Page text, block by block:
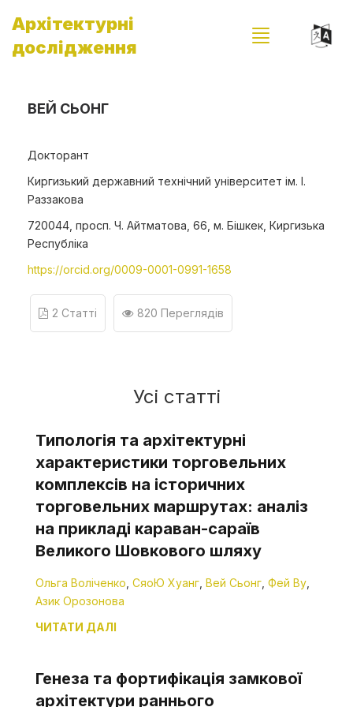
Архітектурні
дослідження
ВЕЙ СЬОНГ
Докторант
Киргизький державний технічний університет ім. І.
Раззакова
720044, просп. Ч. Айтматова, 66, м. Бішкек, Киргизька
Республіка
https://orcid.org/0009-0001-0991-1658
2 Статті 820 Переглядів
Усі статті
Типологія та архітектурні
характеристики торговельних
комплексів на історичних
торговельних маршрутах: аналіз
на прикладі караван-сараїв
Великого Шовкового шляху
Ольга Воліченко СяоЮ Хуанг Вей Сьонг Фей Ву
Азик Орозонова
ЧИТАТИ ДАЛІ
Генеза та фортифікація замкової
архітектури раннього